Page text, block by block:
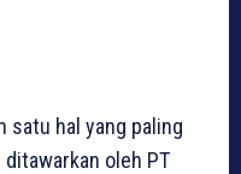
satu hal yang paling
oleh PT